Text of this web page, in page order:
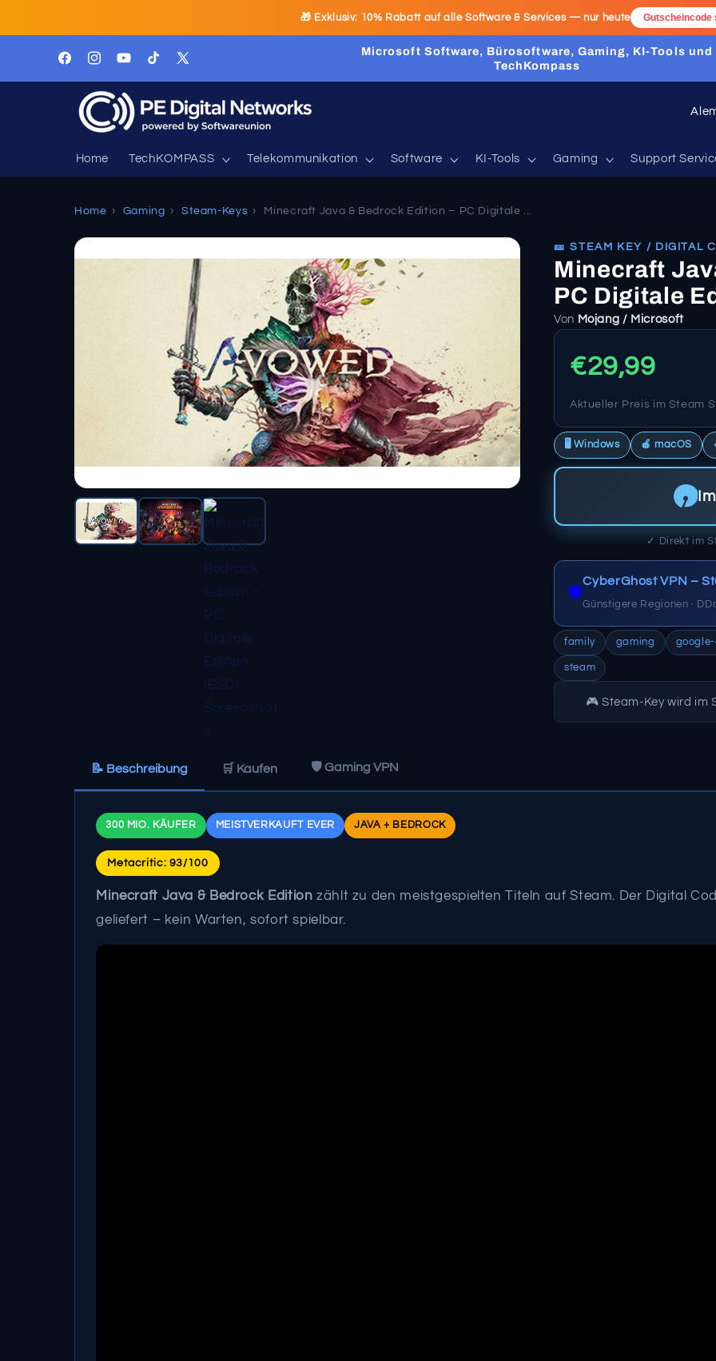
🎁 Exklusiv: 10% Rabatt auf alle Software & Services — nur heute
al contenido
FacebookInstagramYouTubeTikTokX
Microsoft Software, Bürosoftware, Gaming, KI-Tools und
TechKompass
Home TechKOMPASS Telekommunikation Software KI-Tools Gaming Support
P
í
r
e
g
i
Home › Gaming › Steam-Keys › Minecraft Java & Bedrock Edition – PC Digitale ...
🎫 STEAM KEY / DIGITAL
Minecraft
PC Digitale
Von Mojang / Microsoft
€29,99
Aktueller Preis im Steam
🖥️ Windows 🍎 macOS
✓ Direkt im
🛡️
CyberGhost VPN –
Günstigere Regionen ·
family gaming
steam
🎮 Steam-Key wird im
📝 Beschreibung 🛒 Kaufen 🛡️ Gaming VPN
300 MIO. KÄUFER MEISTVERKAUFT EVER JAVA + BEDROCK
Metacritic: 93/100
Minecraft Java & Bedrock Edition zählt zu den meistgespielten Titeln auf Steam. Der Digital
geliefert – kein Warten, sofort spielbar.